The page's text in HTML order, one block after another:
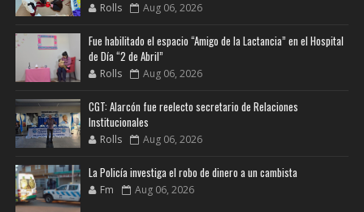
Rolls Aug 06, 2026
Fue habilitado el espacio “Amigo de la Lactancia” en el Hospital
de Día “2 de Abril”
Rolls Aug 06, 2026
CGT: Alarcón fue reelecto secretario de Relaciones
Institucionales
Rolls Aug 06, 2026
La Policía investiga el robo de dinero a un cambista
Fm Aug 06, 2026